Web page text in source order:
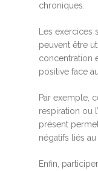
chroniques.
Les exercices
peuvent être
concentration
positive face
Par exemple,
respiration ou
présent
négatifs liés au
Enfin,